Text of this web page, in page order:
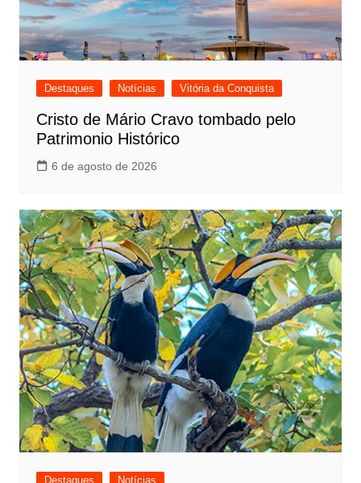
Destaques Notícias Vitória da Conquista
Cristo de Mário Cravo tombado pelo
Patrimonio Histórico
6 de agosto de 2026
Destaques Notícias